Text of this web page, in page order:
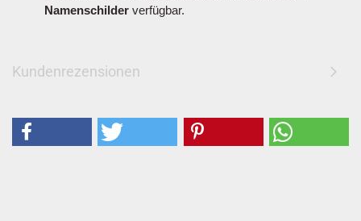
Namenschilder verfügbar.
Kundenrezensionen